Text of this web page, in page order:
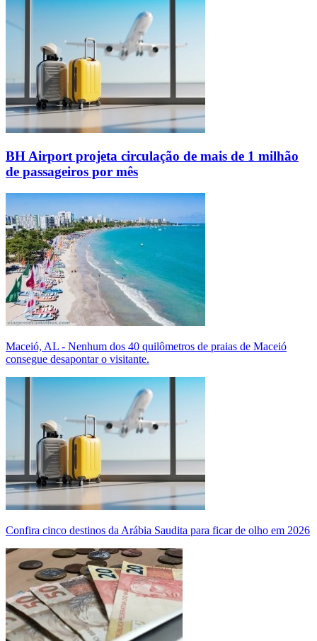
BH Airport projeta circulação de mais de 1 milhão
de passageiros por mês
Maceió, AL - Nenhum dos 40 quilômetros de praias de Maceió
consegue desapontar o visitante.
Confira cinco destinos da Arábia Saudita para ficar de olho em 2026